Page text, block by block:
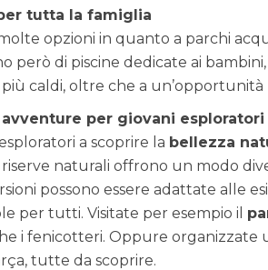
tutta la famiglia
opzioni in quanto a parchi
però di piscine dedicate ai
caldi, oltre che a
per giovani esploratori
a scoprire la bellezza
naturali offrono un modo
possono essere adattate alle
per tutti. Visitate per esempio il
i fenicotteri. Oppure organizzate
tutte da scoprire.